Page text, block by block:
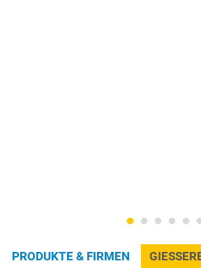
PRODUKTE & FIRMEN